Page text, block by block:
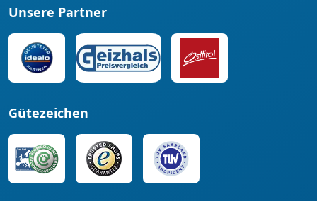
Unsere Partner
Gütezeichen